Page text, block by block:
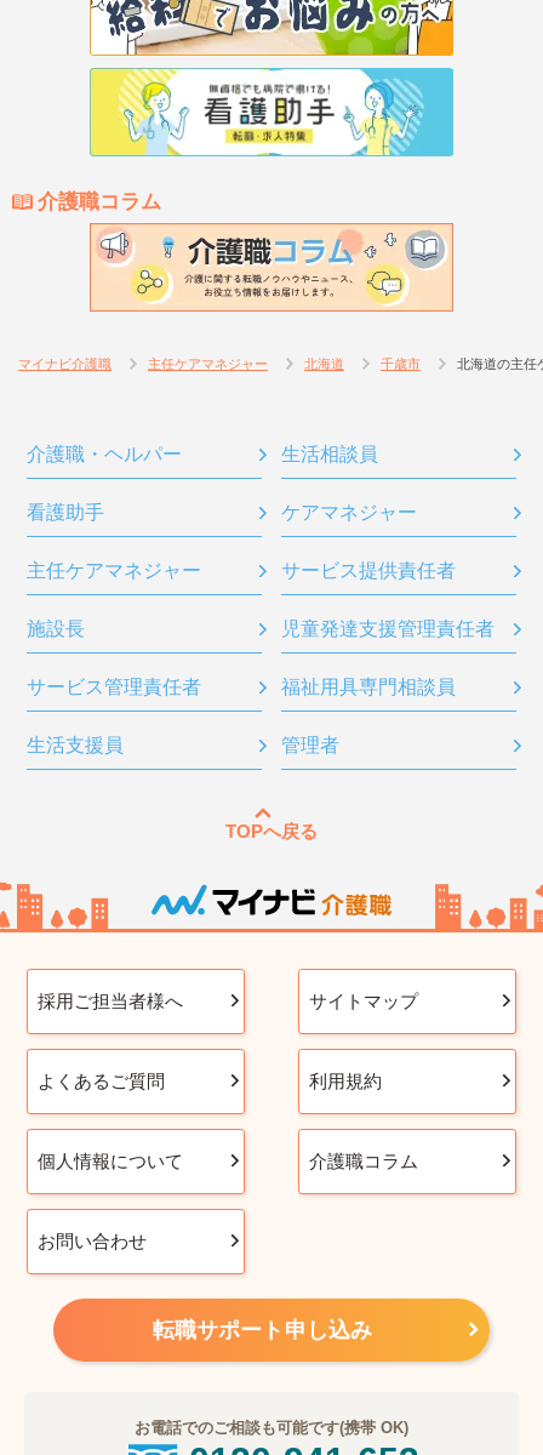
介護職コラム
マイナビ介護職 主任ケアマネジャー 北海道 千歳市 北海道の主任
介護職・ヘルパー 生活相談員
看護助手 ケアマネジャー
主任ケアマネジャー サービス提供責任者
施設長 児童発達支援管理責任者
サービス管理責任者 福祉用具専門相談員
生活支援員 管理者
TOPへ戻る
採用ご担当者様へ サイトマップ
よくあるご質問 利用規約
個人情報について 介護職コラム
お問い合わせ
転職サポート申し込み
お電話でのご相談も可能です(携帯 OK)